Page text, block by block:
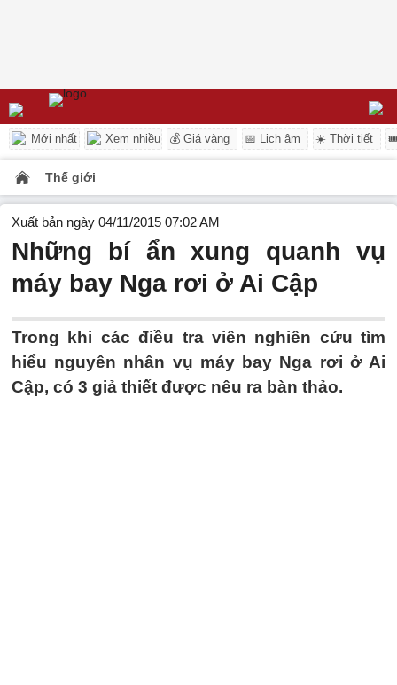
Mới nhất Xem nhiều 💰 Giá vàng 📅 Lịch âm ☀️ Thời tiết
Thế giới
Xuất bản ngày 04/11/2015 07:02 AM
Những bí ẩn xung quanh vụ
máy bay Nga rơi ở Ai Cập
Trong khi các điều tra viên nghiên cứu tìm
hiểu nguyên nhân vụ máy bay Nga rơi ở Ai
Cập, có 3 giả thiết được nêu ra bàn thảo.